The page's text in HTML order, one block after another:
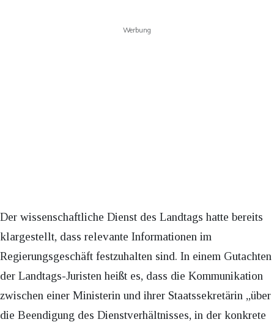
Werbung
Der wissenschaftliche Dienst des Landtags hatte bereits
klargestellt, dass relevante Informationen im
Regierungsgeschäft festzuhalten sind. In einem Gutachten
der Landtags-Juristen heißt es, dass die Kommunikation
zwischen einer Ministerin und ihrer Staatssekretärin „über
die Beendigung des Dienstverhältnisses, in der konkrete